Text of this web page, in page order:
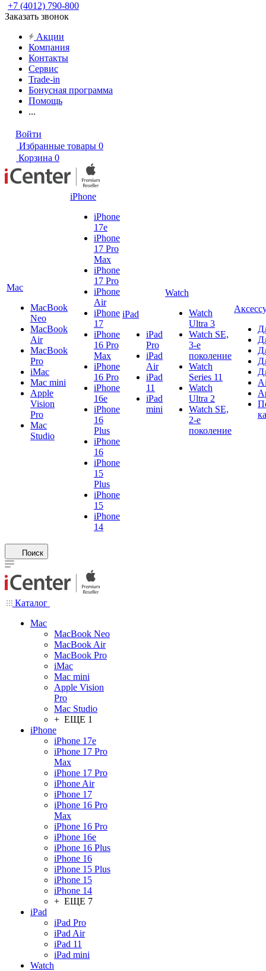
+7 (4012) 790-800
Заказать звонок
Акции
Компания
Контакты
Сервис
Trade-in
Бонусная программа
Помощь
...
Войти
Избранные товары 0
Корзина 0
Mac
MacBook
Neo
MacBook
Air
MacBook
Pro
iMac
Mac mini
Apple
Vision
Pro
Mac
Studio
iPhone
iPhone
17e
iPhone
17 Pro
Max
iPhone
17 Pro
iPhone
Air
iPhone
17
iPhone
16 Pro
Max
iPhone
16 Pro
iPhone
16e
iPhone
16
Plus
iPhone
16
iPhone
15
Plus
iPhone
15
iPhone
14
iPad
iPad
Pro
iPad
Air
iPad
11
iPad
mini
Watch
Watch
Ultra 3
Watch SE,
3-е
поколение
Watch
Series 11
Watch
Ultra 2
Watch SE,
2-е
поколение
Поиск
Каталог
Mac
MacBook Neo
MacBook Air
MacBook Pro
iMac
Mac mini
Apple Vision
Pro
Mac Studio
+ ЕЩЕ 1
iPhone
iPhone 17e
iPhone 17 Pro
Max
iPhone 17 Pro
iPhone Air
iPhone 17
iPhone 16 Pro
Max
iPhone 16 Pro
iPhone 16e
iPhone 16 Plus
iPhone 16
iPhone 15 Plus
iPhone 15
iPhone 14
+ ЕЩЕ 7
iPad
iPad Pro
iPad Air
iPad 11
iPad mini
Watch